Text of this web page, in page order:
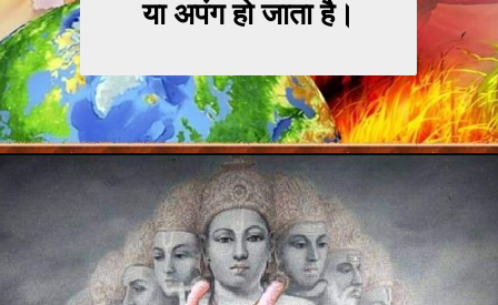
या अपंग हो जाता है।